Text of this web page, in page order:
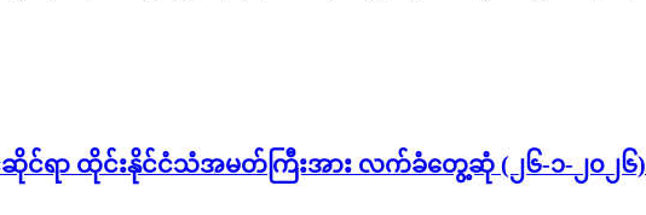
ငံဆိုင်ရာ ထိုင်းနိုင်ငံသံအမတ်ကြီးအား လက်ခံတွေ့ဆုံ (၂၆-၁-၂၀၂၆)